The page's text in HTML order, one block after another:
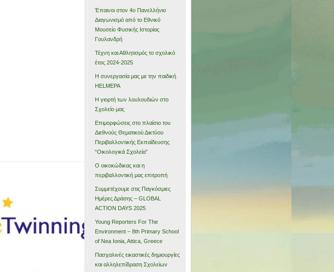
Έπαινοι στον 4ο Πανελλήνιο
Διαγωνισμό από το Εθνικό
Μουσείο Φυσικής Ιστορίας
Γουλανδρή
Τέχνη και Αθλητισμός το σχολικό
έτος 2024-2025
Η συνεργασία μας με την παιδική
HELMEPA
Η γιορτή των λουλουδιών στο
Σχολείο μας
Επιμορφώσεις στο πλαίσιο του
Διεθνούς Θεματικού Δικτύου
Περιβαλλοντικής Εκπαίδευσης
“Οικολογικά Σχολεία”
Ο οικοκώδικας και η
περιβαλλοντική μας επιτροπή
Συμμετέχουμε στις Παγκόσμιες
Ημέρες Δράσης – GLOBAL
ACTION DAYS 2025
Young Reporters For The
Environment – 8th Primary School
of Nea Ionia, Attica, Greece
Πασχαλινές εικαστικές δημιουργίες
και αλληλεπίδραση Σχολείων